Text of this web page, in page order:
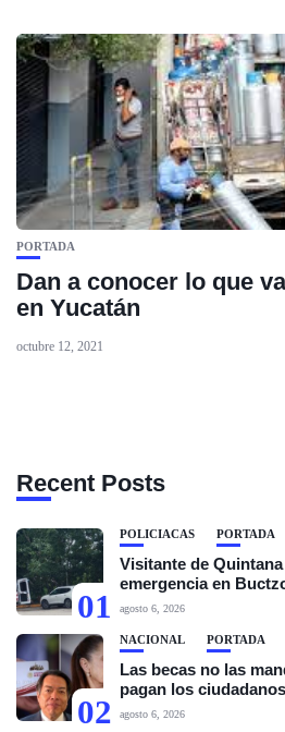
PORTADA
Dan a conocer lo que
en Yucatán
octubre 12, 2021
Recent Posts
01
POLICIACAS PORTADA
Visitante de
emergencia en
agosto 6, 2026
02
NACIONAL PORTADA
Las becas no las
pagan los
agosto 6, 2026